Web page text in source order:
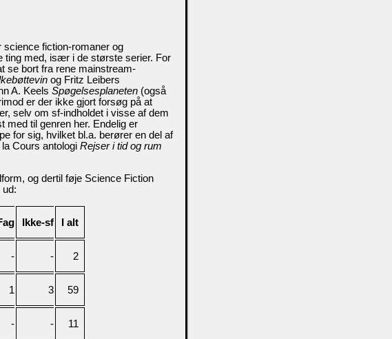
science fiction-romaner og
ting med, især i de største serier. For
se bort fra rene mainstream-
og Fritz Leibers
A. Keels Spøgelsesplaneten (også
er der ikke gjort forsøg på at
selv om sf-indholdet i visse af dem
med til genren her. Endelig er
for sig, hvilket bl.a. berører en del af
Cours antologi Rejser i tid og rum
og dertil føje Science Fiction
Ikke-sf I alt
- - 2
1 3 59
- - 11